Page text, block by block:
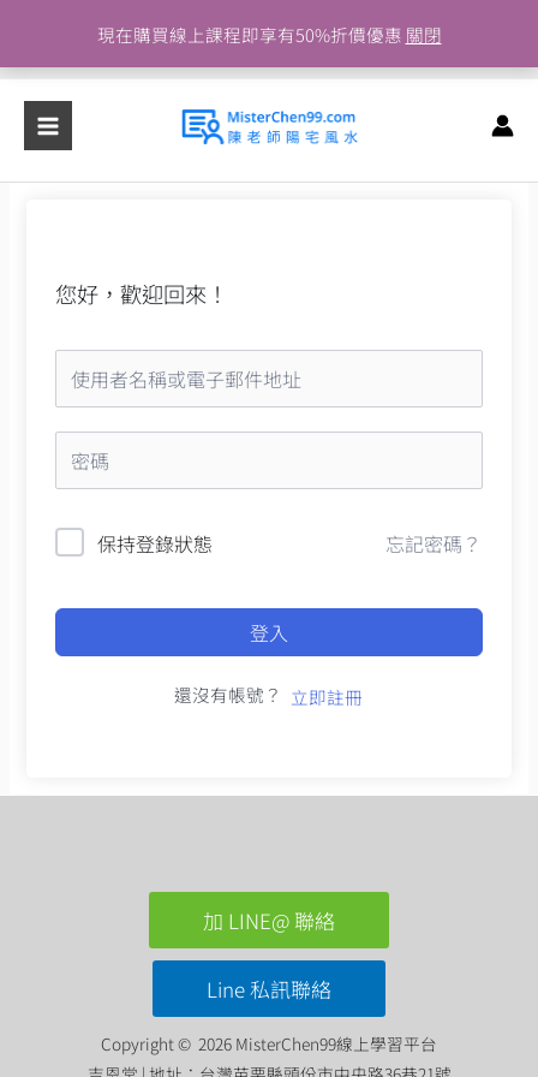
現在購買線上課程即享有50%折價優惠 關閉
主
容
您好，歡迎回來！
保持登錄狀態 忘記密碼？
登入
還沒有帳號？ 立即註冊
加 LINE@ 聯絡
Line 私訊聯絡
Copyright © 2026 MisterChen99線上學習平台